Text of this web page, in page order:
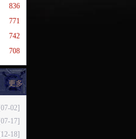
836
771
742
708
更多
[07-02]
[07-17]
[12-18]